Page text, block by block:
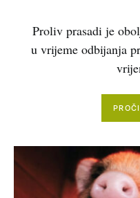
Proliv prasadi je
u vrijeme odbijanja